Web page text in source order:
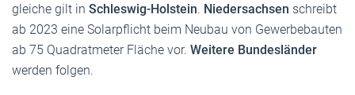
gleiche gilt in Schleswig-Holstein. Niedersachsen schreibt
ab 2023 eine Solarpflicht beim Neubau von Gewerbebauten
ab 75 Quadratmeter Fläche vor. Weitere Bundesländer
werden folgen.